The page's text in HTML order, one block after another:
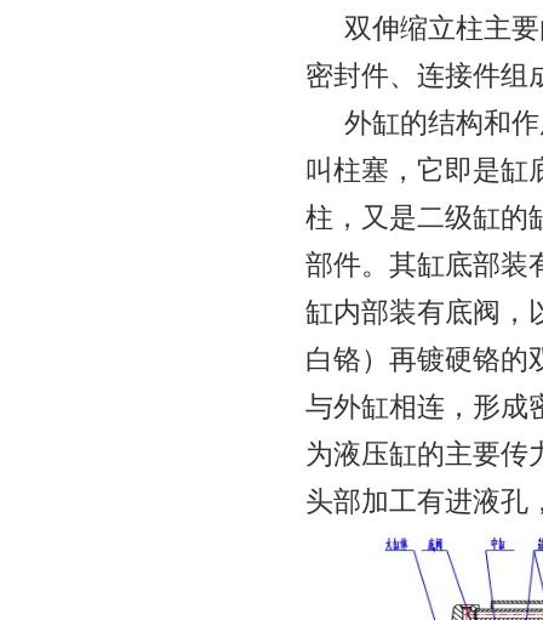
双伸缩立柱主
密封件、连接件组
外缸的结构和
叫柱塞，它即是缸
柱，又是二级缸的
部件。其缸底部装
缸内部装有底阀，
白铬）再镀硬铬的
与外缸相连，形成
为液压缸的主要传
头部加工有进液孔